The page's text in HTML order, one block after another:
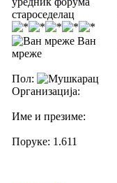
староседелац
Ван
мреже
Пол:
Организација:
Име и презиме:
Поруке: 1.611